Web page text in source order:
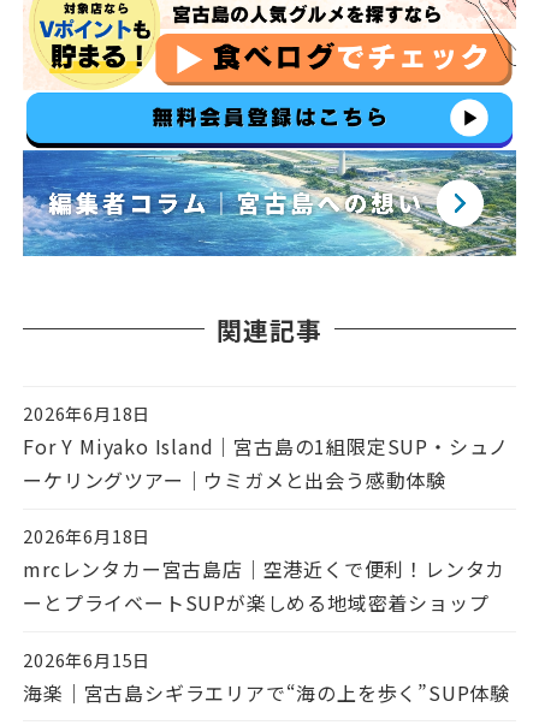
関連記事
投稿日
2026年6月18日
For Y Miyako Island｜宮古島の1組限定SUP・シュノ
ーケリングツアー｜ウミガメと出会う感動体験
投稿日
2026年6月18日
mrcレンタカー宮古島店｜空港近くで便利！レンタカ
ーとプライベートSUPが楽しめる地域密着ショップ
投稿日
2026年6月15日
海楽｜宮古島シギラエリアで“海の上を歩く”SUP体験